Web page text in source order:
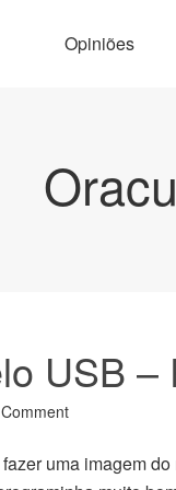
Opiniões
USB
uma imagem do